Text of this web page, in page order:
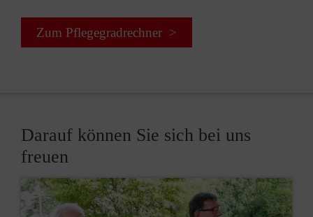
Zum Pflegegradrechner >
Darauf können Sie sich bei uns
freuen